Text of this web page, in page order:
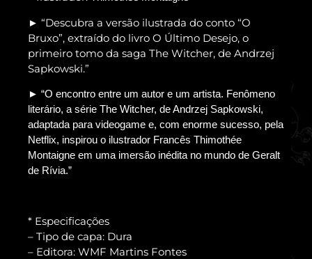
► “Descubra a versão ilustrada do conto “O
Bruxo”, extraído do livro O Último Desejo, o
primeiro tomo da saga The Witcher, de Andrzej
Sapkowski.”
► “O encontro entre um autor e um artista. Fenômeno
literário, a série The Witcher, de Andrzej Sapkowski,
adaptada para videogame e, com enorme sucesso, pela
Netflix, inspirou o ilustrador Francês Thimothée
Montaigne em uma imersão inédita no mundo de Geralt
de Rívia.”
* Especificações
– Tipo de capa: Dura
– Editora: WMF Martins Fontes